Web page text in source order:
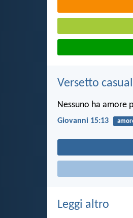
Versetto
Nessuno ha amore
Giovanni 15:13
Leggi altro